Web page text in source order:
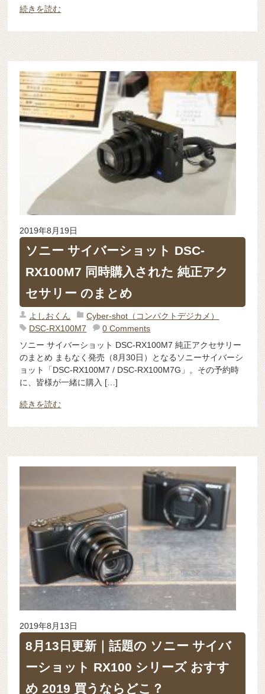
続きを読む
2019年8月19日
ソニー サイバーショット DSC-
RX100M7 同時購入された 純正アク
セサリー のまとめ
よしおくん
Cyber-shot（コンパクトデジカメ）
DSC-RX100M7
0 Comments
ソニー サイバーショット DSC-RX100M7 純正アクセサリー
のまとめ まもなく発売（8月30日）となるソニーサイバーシ
ョット「DSC-RX100M7 / DSC-RX100M7G」。その予約時
に、皆様が一緒に購入 […]
続きを読む
2019年8月13日
8月13日更新｜話題の ソニー サイバ
ーショット RX100 シリーズ おすす
め 2019 買うならどこ？